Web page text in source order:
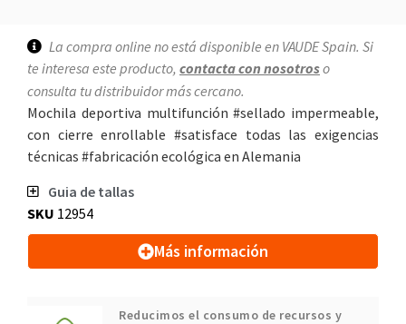
La compra online no está disponible en VAUDE Spain. Si
te interesa este producto, contacta con nosotroso
consulta tu distribuidor más cercano.
Mochila deportiva multifunción #sellado impermeable,
con cierre enrollable #satisface todas las exigencias
técnicas #fabricación ecológica en Alemania
Guia de tallas
SKU 12954
Más información
Reducimos el consumo de recursos y